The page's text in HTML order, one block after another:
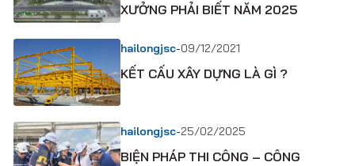
XƯỞNG PHẢI BIẾT NĂM 2025
hailongjsc-09/12/2021
KẾT CẤU XÂY DỰNG LÀ GÌ ?
hailongjsc-25/02/2025
BIỆN PHÁP THI CÔNG – CÔNG